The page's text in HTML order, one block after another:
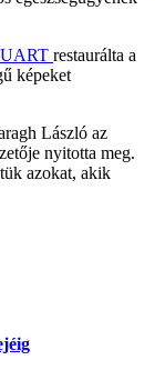
restaurálta a
képeket
László az
nyitotta meg.
azokat, akik